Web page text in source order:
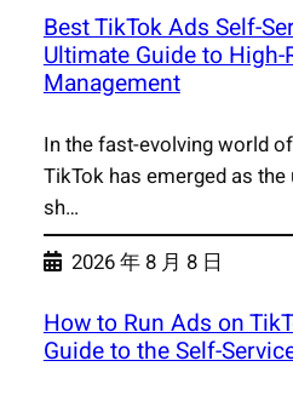
Best TikTok Ads Self-
Ultimate Guide to High-
Management
In the fast-evolving world
TikTok has emerged as
sh…
2026 年 8 月 8 日
How to Run Ads on
Guide to the Self-